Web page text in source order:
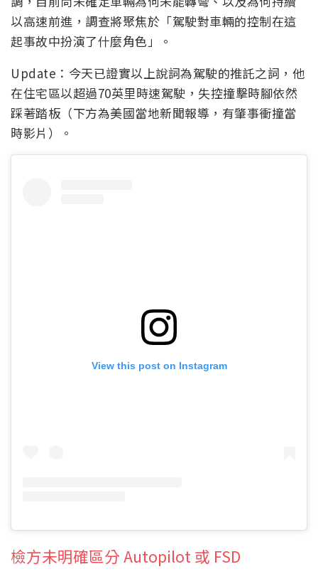
以高速前進，調查將聚焦於「駕駛對車輛的控制在這
起事故中扮演了什麼角色」。
Update：今天已證實以上說詞為駕駛的推託之詞，他
在住宅區以超過70英里時速駕駛，失控撞擊時腳依然
踩著踏板（下方為美國當地新聞報導，有肇事衝撞當
時影片）。
View this post on Instagram
檢方未明確區分 Autopilot 或 FSD